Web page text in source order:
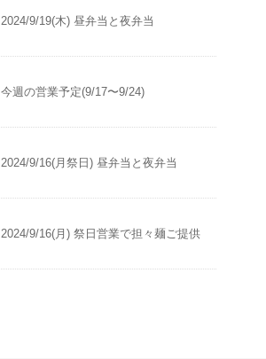
2024/9/19(木) 昼弁当と夜弁当
今週の営業予定(9/17〜9/24)
2024/9/16(月祭日) 昼弁当と夜弁当
2024/9/16(月) 祭日営業で担々麺ご提供